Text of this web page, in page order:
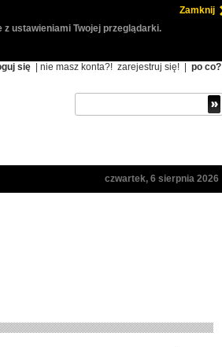
Zamknij
ustawieniami Twojej przeglądarki.
się | nie masz konta?! zarejestruj się! po co?
czwartek, 6 sierpnia 2026